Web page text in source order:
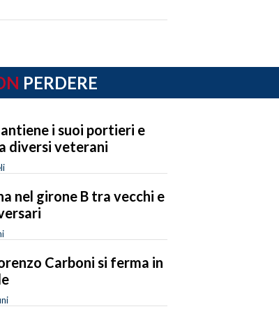
PERDERE
i suoi portieri e
diversi veterani
nel girone B tra vecchi e
Carboni si ferma in